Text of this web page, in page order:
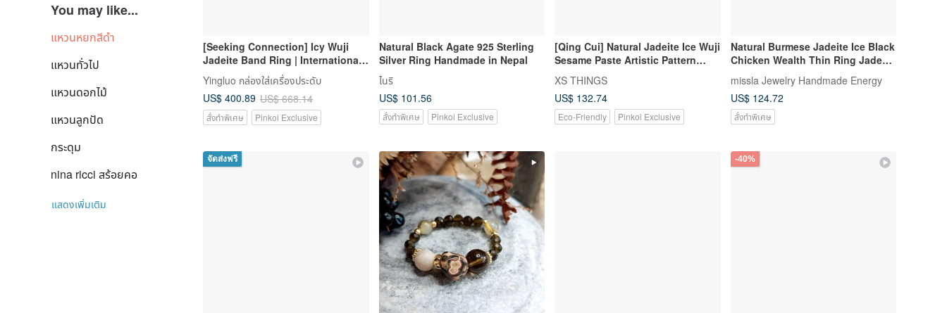
You may like...
แหวนหยกสีดำ
แหวนทั่วไป
แหวนดอกไม้
แหวนลูกปัด
กระดุม
nina ricci สร้อยคอ
แสดงเพิ่มเติม
[Seeking Connection] Icy Wuji
Jadeite Band Ring | International
Size 14 | Natural Burmese Jadeite
Grade A | Gift Idea
Yingluo กล่องใส่เครื่องประดับ
US$ 400.89 US$ 668.14
สั่งทำพิเศษ Pinkoi Exclusive
Natural Black Agate 925 Sterling
Silver Ring Handmade in Nepal
ไนริ
US$ 101.56
สั่งทำพิเศษ Pinkoi Exclusive
[Qing Cui] Natural Jadeite Ice Wuji
Sesame Paste Artistic Pattern
Finger Ring Size 16 Fashion Black
XS THINGS
US$ 132.74
Eco-Friendly Pinkoi Exclusive
Natural Burmese Jadeite Ice Black
Chicken Wealth Thin Ring Jade
Band Gift
missla Jewelry Handmade Energy
US$ 124.72
สั่งทำพิเศษ
จัดส่งฟรี -40%